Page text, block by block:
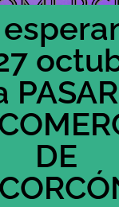
DE